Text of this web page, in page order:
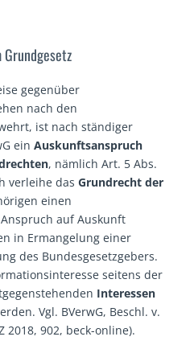
gegenüber
nach den
ist nach ständiger
einAuskunftsanspruch
, nämlich Art. 5 Abs.
verleihe dasGrundrecht der
einen
auf Auskunft
in Ermangelung einer
des Bundesgesetzgebers.
seitens der
Interessen
Vgl. BVerwG, Beschl. v.
2018, 902, beck-online).